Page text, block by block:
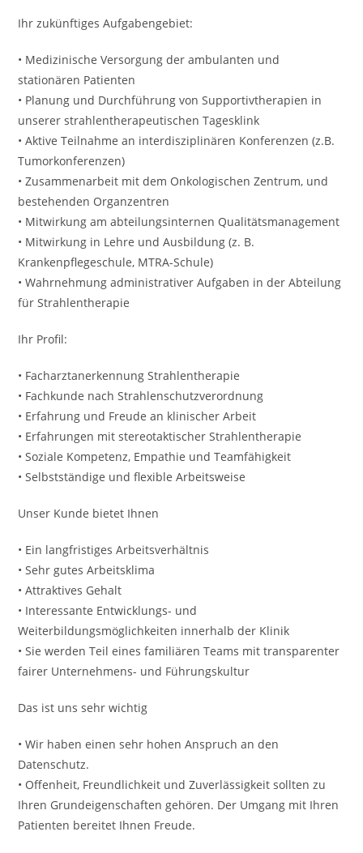
Ihr zukünftiges Aufgabengebiet:
• Medizinische Versorgung der ambulanten und
stationären Patienten
• Planung und Durchführung von Supportivtherapien in
unserer strahlentherapeutischen Tagesklink
• Aktive Teilnahme an interdisziplinären Konferenzen (z.B.
Tumorkonferenzen)
• Zusammenarbeit mit dem Onkologischen Zentrum, und
bestehenden Organzentren
• Mitwirkung am abteilungsinternen Qualitätsmanagement
• Mitwirkung in Lehre und Ausbildung (z. B.
Krankenpflegeschule, MTRA-Schule)
• Wahrnehmung administrativer Aufgaben in der Abteilung
für Strahlentherapie
Ihr Profil:
• Facharztanerkennung Strahlentherapie
• Fachkunde nach Strahlenschutzverordnung
• Erfahrung und Freude an klinischer Arbeit
• Erfahrungen mit stereotaktischer Strahlentherapie
• Soziale Kompetenz, Empathie und Teamfähigkeit
• Selbstständige und flexible Arbeitsweise
Unser Kunde bietet Ihnen
• Ein langfristiges Arbeitsverhältnis
• Sehr gutes Arbeitsklima
• Attraktives Gehalt
• Interessante Entwicklungs- und
Weiterbildungsmöglichkeiten innerhalb der Klinik
• Sie werden Teil eines familiären Teams mit transparenter
fairer Unternehmens- und Führungskultur
Das ist uns sehr wichtig
• Wir haben einen sehr hohen Anspruch an den
Datenschutz.
• Offenheit, Freundlichkeit und Zuverlässigkeit sollten zu
Ihren Grundeigenschaften gehören. Der Umgang mit Ihren
Patienten bereitet Ihnen Freude.